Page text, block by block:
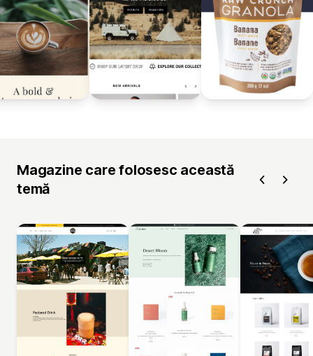
Magazine care folosesc această
temă